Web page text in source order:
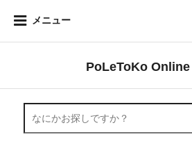
メニュー
PoLeToKo